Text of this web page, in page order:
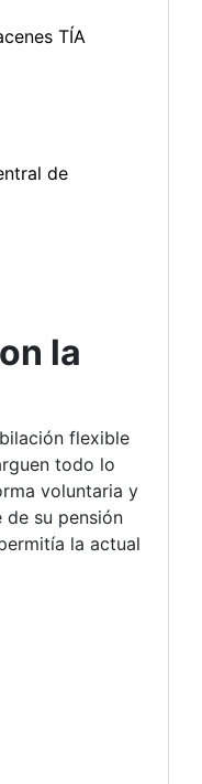
la
flexible
todo lo
voluntaria y
su pensión
la actual